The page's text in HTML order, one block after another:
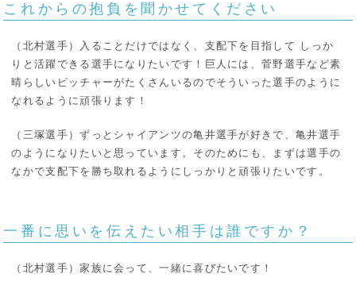
これからの抱負を聞かせてください
（北村選手）入ることだけではなく、支配下を目指して しっか
りと活躍できる選手になりたいです！巨人には、菅野選手など素
晴らしいピッチャーがたくさんいるのでそういった選手のように
なれるように頑張ります！
（三塚選手）ずっとシャイアンツの亀井選手が好きで、亀井選手
のようになりたいと思っています。そのためにも、まずは選手の
なかで支配下を勝ち取れるようにしっかりと頑張りたいです。
一番に思いを伝えたい相手は誰ですか？
（北村選手）家族に会って、一緒に喜びたいです！